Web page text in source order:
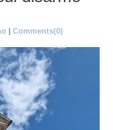
| Comments(0)